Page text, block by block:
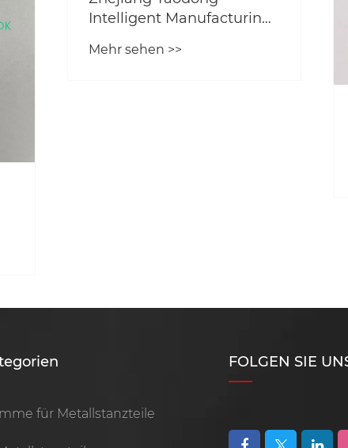
für Metallstanzteile
FOLGEN SIE